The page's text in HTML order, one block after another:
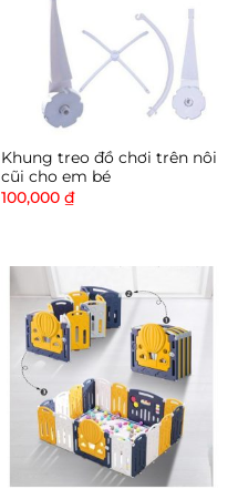
Khung treo đồ chơi trên nôi
cũi cho em bé
100,000 ₫